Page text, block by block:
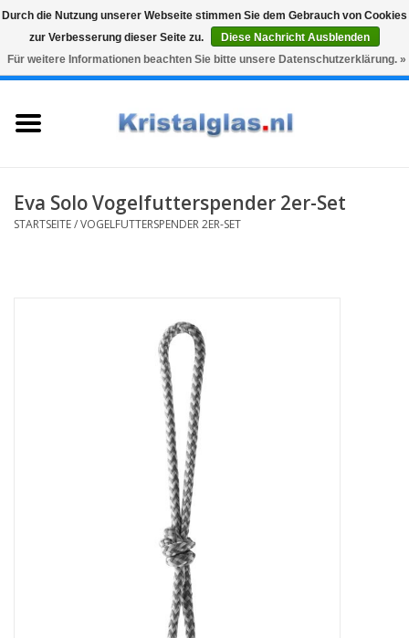
Snelle levering
Graveren
0 Artikel - €0,00
Karaffen
Eva Solo Vogelfutterspender 2er-Set
STARTSEITE/VOGELFUTTERSPENDER 2ER-SET
Durch die Nutzung unserer Webseite stimmen Sie dem Gebrauch von Cookies
zur Verbesserung dieser Seite zu.
Diese Nachricht Ausblenden
Für weitere Informationen beachten Sie bitte unsere Datenschutzerklärung. »